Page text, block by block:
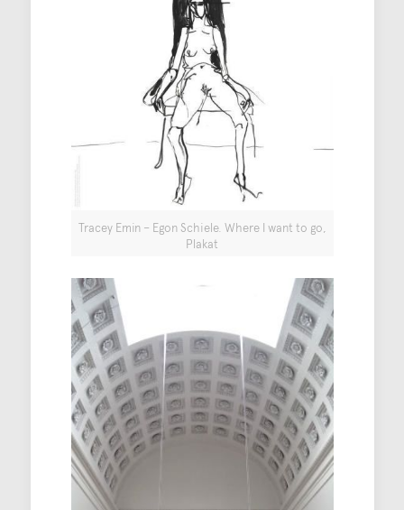
Tracey Emin – Egon Schiele. Where I want to go,
Plakat